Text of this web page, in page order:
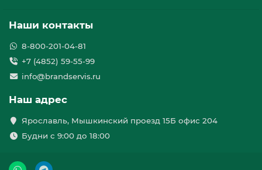
Наши контакты
8-800-201-04-81
+7 (4852) 59-55-99
info@brandservis.ru
Наш адрес
Ярославль, Мышкинский проезд 15Б офис 204
Будни с 9:00 до 18:00